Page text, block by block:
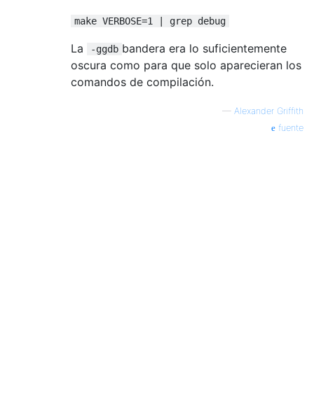
make VERBOSE=1 | grep debug
La -ggdb bandera era lo suficientemente
oscura como para que solo aparecieran los
comandos de compilación.
— Alexander Griffith
fuente